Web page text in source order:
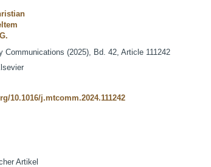
Communications (2025), Bd. 42, Article 111242
10.1016/j.mtcomm.2024.111242
Artikel